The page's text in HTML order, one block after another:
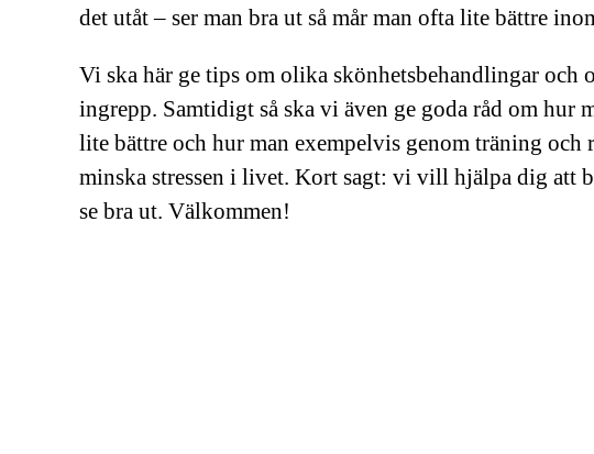
det utåt – ser man bra ut så mår man ofta lite bättre
Vi ska här ge tips om olika skönhetsbehandlingar och
ingrepp. Samtidigt så ska vi även ge goda råd om hur
lite bättre och hur man exempelvis genom träning och
minska stressen i livet. Kort sagt: vi vill hjälpa dig att
se bra ut. Välkommen!